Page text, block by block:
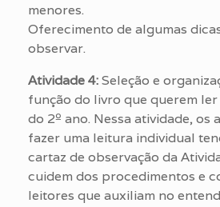
menores.
Oferecimento de algumas
observar.
Atividade 4:Seleção e
função do livro que querem
do 2º ano. Nessa atividade, os
fazer uma leitura individual
cartaz de observação da
cuidem dos procedimentos e
leitores que auxiliam no